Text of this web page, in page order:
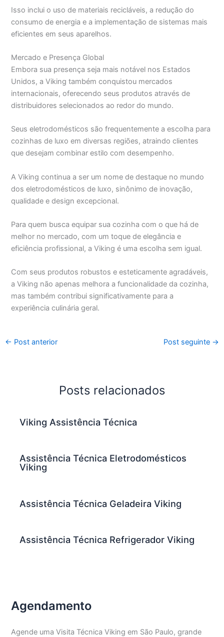
Isso inclui o uso de materiais recicláveis, a redução do
consumo de energia e a implementação de sistemas mais
eficientes em seus aparelhos.
Mercado e Presença Global
Embora sua presença seja mais notável nos Estados
Unidos, a Viking também conquistou mercados
internacionais, oferecendo seus produtos através de
distribuidores selecionados ao redor do mundo.
Seus eletrodomésticos são frequentemente a escolha para
cozinhas de luxo em diversas regiões, atraindo clientes
que desejam combinar estilo com desempenho.
A Viking continua a ser um nome de destaque no mundo
dos eletrodomésticos de luxo, sinônimo de inovação,
qualidade e design excepcional.
Para quem busca equipar sua cozinha com o que há de
melhor no mercado, com um toque de elegância e
eficiência profissional, a Viking é uma escolha sem igual.
Com seus produtos robustos e esteticamente agradáveis,
a Viking não apenas melhora a funcionalidade da cozinha,
mas também contribui significativamente para a
experiência culinária geral.
← Post anterior Post seguinte →
Posts relacionados
Viking Assistência Técnica
Assistência Técnica Eletrodomésticos
Viking
Assistência Técnica Geladeira Viking
Assistência Técnica Refrigerador Viking
Agendamento
Agende uma Visita Técnica Viking em São Paulo, grande